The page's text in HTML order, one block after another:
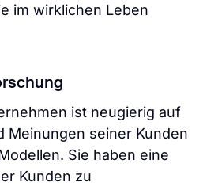
im wirklichen Leben
ist neugierig auf
Meinungen seiner Kunden
Sie haben eine
Kunden zu